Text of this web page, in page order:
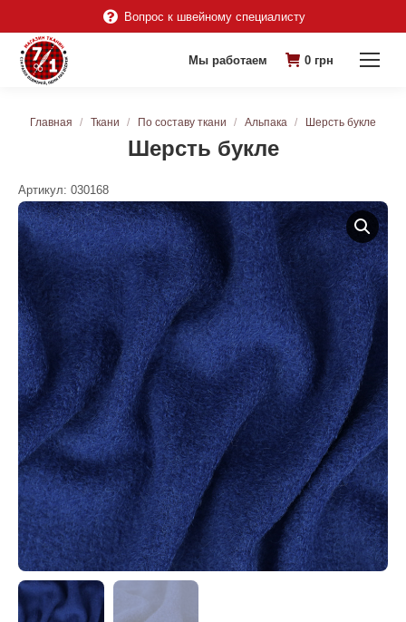
Вопрос к швейному специалисту
Мы работаем 0 грн
Шерсть букле
Вы здесь:
Главная Ткани По составу ткани Альпака Шерсть букле
Артикул: 030168